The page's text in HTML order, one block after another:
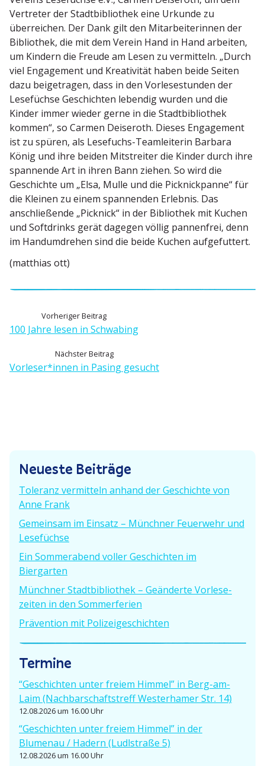
Vertreter der Stadt­bi­bliothek eine Urkunde zu
überreichen. Der Dank gilt den Mitar­bei­te­rinnen der
Bibliothek, die mit dem Verein Hand in Hand arbeiten,
um Kindern die Freude am Lesen zu vermitteln. „Durch
viel Engagement und Kreati­vität haben beide Seiten
dazu beigetragen, dass in den Vorle­se­stunden der
Lesefüchse Geschichten lebendig wurden und die
Kinder immer wieder gerne in die Stadt­bi­bliothek
kommen“, so Carmen Deiseroth. Dieses Engagement
ist zu spüren, als Lesefuchs-Teamlei­terin Barbara
König und ihre beiden Mitstreiter die Kinder durch ihre
spannende Art in ihren Bann ziehen. So wird die
Geschichte um „Elsa, Mulle und die Picknick­panne“ für
die Kleinen zu einem spannenden Erlebnis. Das
anschlie­ßende „Picknick“ in der Bibliothek mit Kuchen
und Softdrinks gerät dagegen völlig pannenfrei, denn
im Handum­drehen sind die beide Kuchen aufgefuttert.
(matthias ott)
e
i
Vorheriger BeitragV
o
h
e
e
a
:
100 Jahre lesen in Schwabing
Nächster BeitragN
ä
B
e
i
r
g
Vorleser*innen in Pasing gesucht
Neueste Beiträge
Toleranz vermitteln anhand der Geschichte von
Anne Frank
Gemeinsam im Einsatz – Münchner Feuerwehr und
Lesefüchse
Ein Sommer­abend voller Geschichten im
Biergarten
Münchner Stadt­bi­bliothek – Geänderte Vorle­se­
zeiten in den Sommerferien
Prävention mit Polizeigeschichten
Termine
“Geschichten unter freiem Himmel” in Berg-am-
Laim (Nachbar­schafts­treff Wester­hamer Str. 14)
12.08.2026 um 16.00 Uhr
“Geschichten unter freiem Himmel” in der
Blumenau / Hadern (Ludlstraße 5)
12.08.2026 um 16.00 Uhr